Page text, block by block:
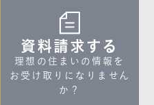
資料請求する
理想の住まいの情報を
お受け取りになりません
か？